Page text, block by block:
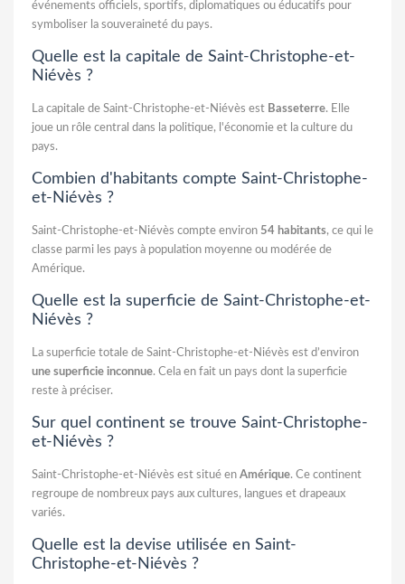
événements officiels, sportifs, diplomatiques ou éducatifs pour
symboliser la souveraineté du pays.
Quelle est la capitale de Saint-Christophe-et-
Niévès ?
La capitale de Saint-Christophe-et-Niévès est Basseterre. Elle
joue un rôle central dans la politique, l'économie et la culture du
pays.
Combien d'habitants compte Saint-Christophe-
et-Niévès ?
Saint-Christophe-et-Niévès compte environ 54 habitants, ce qui le
classe parmi les pays à population moyenne ou modérée de
Amérique.
Quelle est la superficie de Saint-Christophe-et-
Niévès ?
La superficie totale de Saint-Christophe-et-Niévès est d’environ
une superficie inconnue. Cela en fait un pays dont la superficie
reste à préciser.
Sur quel continent se trouve Saint-Christophe-
et-Niévès ?
Saint-Christophe-et-Niévès est situé en Amérique. Ce continent
regroupe de nombreux pays aux cultures, langues et drapeaux
variés.
Quelle est la devise utilisée en Saint-
Christophe-et-Niévès ?